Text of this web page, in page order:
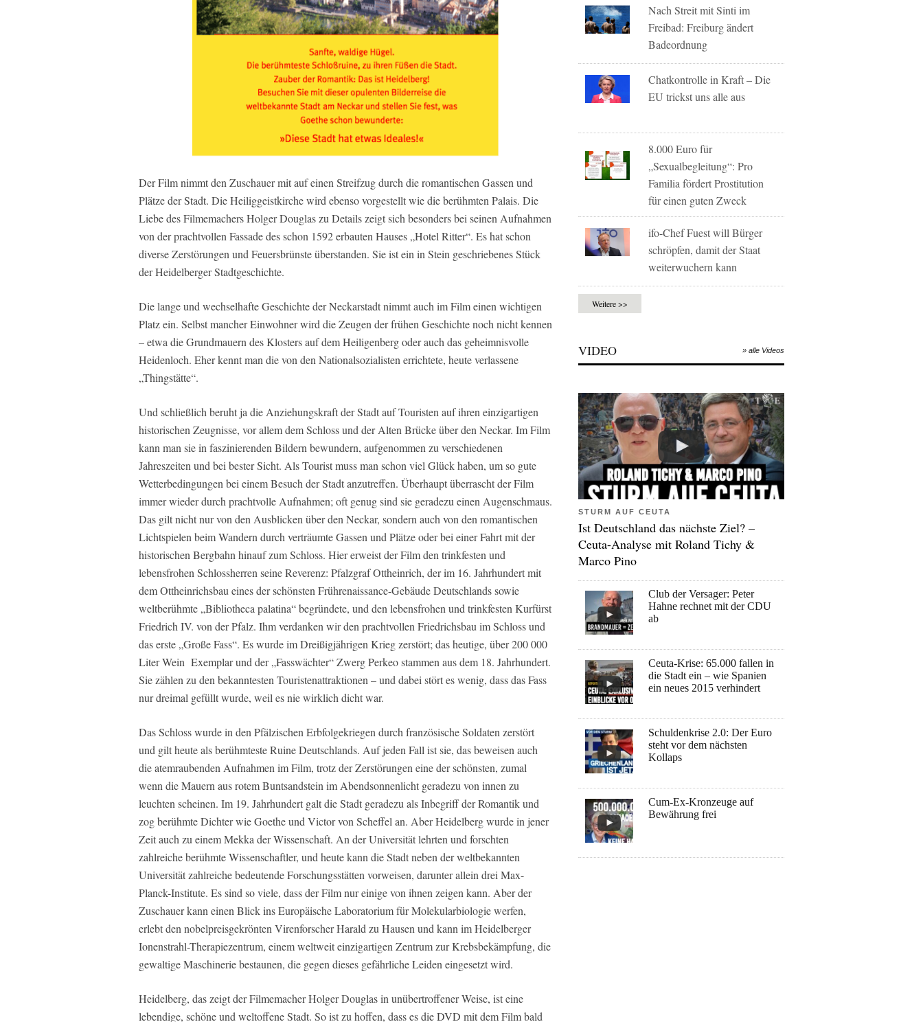
Der Film nimmt den Zuschauer mit auf einen Streifzug durch die romantischen Gassen und
Plätze der Stadt. Die Heiliggeistkirche wird ebenso vorgestellt wie die berühmten Palais. Die
Liebe des Filmemachers Holger Douglas zu Details zeigt sich besonders bei seinen Aufnahmen
von der prachtvollen Fassade des schon 1592 erbauten Hauses „Hotel Ritter“. Es hat schon
diverse Zerstörungen und Feuersbrünste überstanden. Sie ist ein in Stein geschriebenes Stück
der Heidelberger Stadtgeschichte.
Die lange und wechselhafte Geschichte der Neckarstadt nimmt auch im Film einen wichtigen
Platz ein. Selbst mancher Einwohner wird die Zeugen der frühen Geschichte noch nicht kennen
– etwa die Grundmauern des Klosters auf dem Heiligenberg oder auch das geheimnisvolle
Heidenloch. Eher kennt man die von den Nationalsozialisten errichtete, heute verlassene
„Thingstätte“.
Und schließlich beruht ja die Anziehungskraft der Stadt auf Touristen auf ihren einzigartigen
historischen Zeugnisse, vor allem dem Schloss und der Alten Brücke über den Neckar. Im Film
kann man sie in faszinierenden Bildern bewundern, aufgenommen zu verschiedenen
Jahreszeiten und bei bester Sicht. Als Tourist muss man schon viel Glück haben, um so gute
Wetterbedingungen bei einem Besuch der Stadt anzutreffen. Überhaupt überrascht der Film
immer wieder durch prachtvolle Aufnahmen; oft genug sind sie geradezu einen Augenschmaus.
Das gilt nicht nur von den Ausblicken über den Neckar, sondern auch von den romantischen
Lichtspielen beim Wandern durch verträumte Gassen und Plätze oder bei einer Fahrt mit der
historischen Bergbahn hinauf zum Schloss. Hier erweist der Film den trinkfesten und
lebensfrohen Schlossherren seine Reverenz: Pfalzgraf Ottheinrich, der im 16. Jahrhundert mit
dem Ottheinrichsbau eines der schönsten Frührenaissance-Gebäude Deutschlands sowie
weltberühmte „Bibliotheca palatina“ begründete, und den lebensfrohen und trinkfesten Kurfürst
Friedrich IV. von der Pfalz. Ihm verdanken wir den prachtvollen Friedrichsbau im Schloss und
das erste „Große Fass“. Es wurde im Dreißigjährigen Krieg zerstört; das heutige, über 200 000
Liter Wein Exemplar und der „Fasswächter“ Zwerg Perkeo stammen aus dem 18. Jahrhundert.
Sie zählen zu den bekanntesten Touristenattraktionen – und dabei stört es wenig, dass das Fass
nur dreimal gefüllt wurde, weil es nie wirklich dicht war.
Das Schloss wurde in den Pfälzischen Erbfolgekriegen durch französische Soldaten zerstört
und gilt heute als berühmteste Ruine Deutschlands. Auf jeden Fall ist sie, das beweisen auch
die atemraubenden Aufnahmen im Film, trotz der Zerstörungen eine der schönsten, zumal
wenn die Mauern aus rotem Buntsandstein im Abendsonnenlicht geradezu von innen zu
leuchten scheinen. Im 19. Jahrhundert galt die Stadt geradezu als Inbegriff der Romantik und
zog berühmte Dichter wie Goethe und Victor von Scheffel an. Aber Heidelberg wurde in jener
Zeit auch zu einem Mekka der Wissenschaft. An der Universität lehrten und forschten
zahlreiche berühmte Wissenschaftler, und heute kann die Stadt neben der weltbekannten
Universität zahlreiche bedeutende Forschungsstätten vorweisen, darunter allein drei Max-
Planck-Institute. Es sind so viele, dass der Film nur einige von ihnen zeigen kann. Aber der
Zuschauer kann einen Blick ins Europäische Laboratorium für Molekularbiologie werfen,
erlebt den nobelpreisgekrönten Virenforscher Harald zu Hausen und kann im Heidelberger
Ionenstrahl-Therapiezentrum, einem weltweit einzigartigen Zentrum zur Krebsbekämpfung, die
gewaltige Maschinerie bestaunen, die gegen dieses gefährliche Leiden eingesetzt wird.
Heidelberg, das zeigt der Filmemacher Holger Douglas in unübertroffener Weise, ist eine
lebendige, schöne und weltoffene Stadt. So ist zu hoffen, dass es die DVD mit dem Film bald
Nach Streit mit Sinti im
Freibad: Freiburg ändert
Badeordnung
Chatkontrolle in Kraft – Die
EU trickst uns alle aus
8.000 Euro für
„Sexualbegleitung“: Pro
Familia fördert Prostitution
für einen guten Zweck
ifo-Chef Fuest will Bürger
schröpfen, damit der Staat
weiterwuchern kann
Weitere >>
VIDEO » alle Videos
STURM AUF CEUTA
Ist Deutschland das nächste Ziel? –
Ceuta-Analyse mit Roland Tichy &
Marco Pino
Club der Versager: Peter
Hahne rechnet mit der CDU
ab
Ceuta-Krise: 65.000 fallen in
die Stadt ein – wie Spanien
ein neues 2015 verhindert
Schuldenkrise 2.0: Der Euro
steht vor dem nächsten
Kollaps
Cum-Ex-Kronzeuge auf
Bewährung frei